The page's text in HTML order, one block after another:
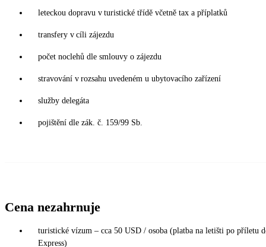
leteckou dopravu v turistické třídě včetně tax a příplatků
transfery v cíli zájezdu
počet noclehů dle smlouvy o zájezdu
stravování v rozsahu uvedeném u ubytovacího zařízení
služby delegáta
pojištění dle zák. č. 159/99 Sb.
Cena nezahrnuje
turistické vízum – cca 50 USD / osoba (platba na letišti po příletu
Express)